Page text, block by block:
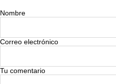
Nombre
Correo electrónico
Tu comentario